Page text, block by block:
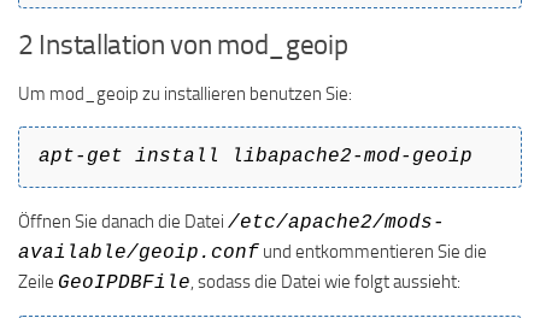
2 Installation von mod_geoip
Um mod_geoip zu installieren benutzen Sie:
apt-get install libapache2-mod-geoip
Öffnen Sie danach die Datei /etc/apache2/mods-
available/geoip.conf und entkommentieren Sie die
Zeile GeoIPDBFile, sodass die Datei wie folgt aussieht: